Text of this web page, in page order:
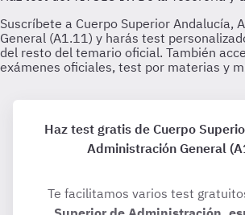
Haz test gratis de Cuerpo
Administración General
Te facilitamos varios test